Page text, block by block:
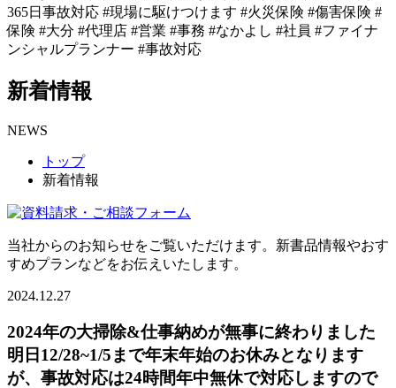
新着情報
NEWS
トップ
新着情報
当社からのお知らせをご覧いただけます。新書品情報やおす
すめプランなどをお伝えいたします。
2024.12.27
2024年の大掃除&仕事納めが無事に終わりました️
明日12/28~1/5まで年末年始のお休みとなります
が、事故対応は24時間年中無休で対応しますので